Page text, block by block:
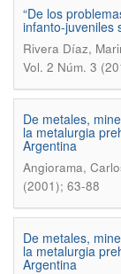
“De los
infanto-juveniles
Rivera Díaz,
Vol. 2 Núm. 3
De metales,
la metalurgia
Argentina
Angiorama,
(2001); 63-88
De metales,
la metalurgia
Argentina